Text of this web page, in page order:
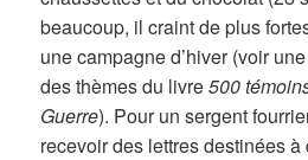
beaucoup, il craint de plus
une campagne d’hiver (voir
des thèmes du livre500
Guerre). Pour un sergent
recevoir des lettres destinées